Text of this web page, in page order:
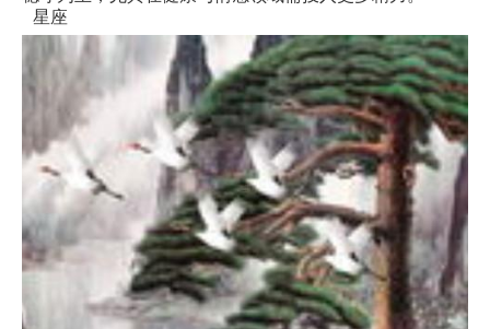
星座